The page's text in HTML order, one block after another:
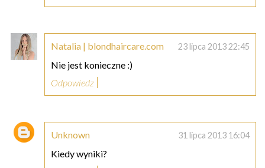
Natalia | blondhaircare.com 23 lipca 2013 22:45
Nie jest konieczne :)
Odpowiedz
Unknown 31 lipca 2013 16:04
Kiedy wyniki?